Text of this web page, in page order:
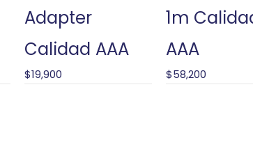
Adapter
Calidad AAA
$19,900
1m
AAA
$58,200